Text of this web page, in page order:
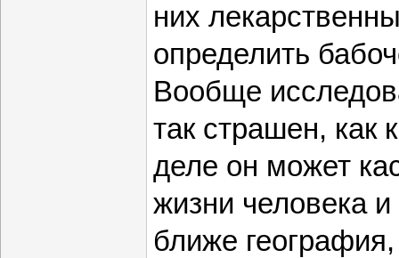
них
определить
Вообще
так страшен, как
деле он может
жизни человека
ближе